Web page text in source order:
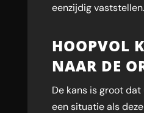
eenzijdig vaststellen.
HOOPVOL
NAAR DE
De kans is groot
een situatie als